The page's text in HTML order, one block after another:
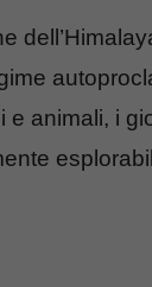
animali, i